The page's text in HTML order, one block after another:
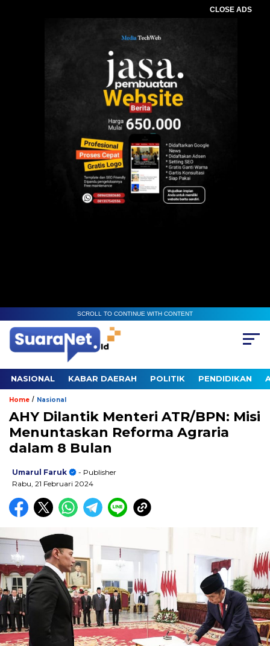
CLOSE ADS
SCROLL TO CONTINUE WITH CONTENT
NASIONAL KABAR DAERAH POLITIK PENDIDIKAN
Home / Nasional
AHY Dilantik Menteri ATR/BPN: Misi
Menuntaskan Reforma Agraria
dalam 8 Bulan
Umarul Faruk
- Publisher
Rabu, 21 Februari 2024